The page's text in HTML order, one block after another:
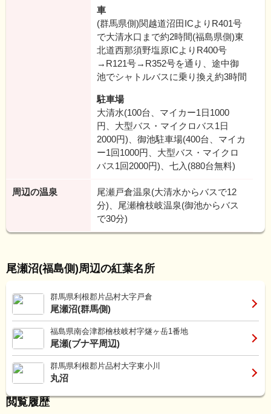
車
(群馬県側)関越道沼田ICよりR401号
で大清水口まで約2時間(福島県側)東
北道西那須野塩原ICよりR400号
→R121号→R352号を通り、途中御
池でシャトルバスに乗り換え約3時間
駐車場
大清水(100台、マイカー1日1000
円、大型バス・マイクロバス1日
2000円)、御池駐車場(400台、マイカ
ー1回1000円、大型バス・マイクロ
バス1回2000円)、七入(880台無料)
周辺の温泉
尾瀬戸倉温泉(大清水からバスで12
分)、尾瀬檜枝岐温泉(御池からバス
で30分)
尾瀬沼(福島側)周辺の紅葉名所
群馬県利根郡片品村大字戸倉
尾瀬沼(群馬側)
福島県南会津郡檜枝岐村字燧ヶ岳1番地
尾瀬(ブナ平周辺)
群馬県利根郡片品村大字東小川
丸沼
閲覧履歴